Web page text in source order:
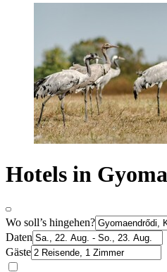
Hotels in
Wo soll’s hingehen?
Daten
Gäste